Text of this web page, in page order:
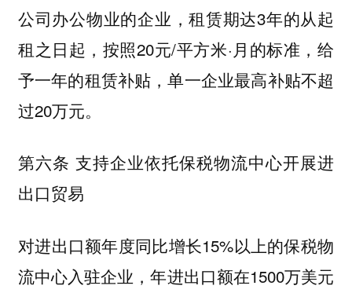
公司办公物业的企业，租赁期达3年的从起
租之日起，按照20元/平方米·月的标准，给
予一年的租赁补贴，单一企业最高补贴不超
过20万元。
第六条 支持企业依托保税物流中心开展进
出口贸易
对进出口额年度同比增长15%以上的保税物
流中心入驻企业，年进出口额在1500万美元